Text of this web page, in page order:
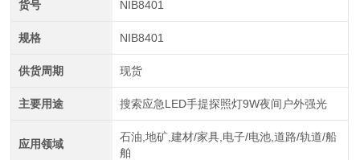
货号 NIB8401
规格 NIB8401
供货周期 现货
主要用途 搜索应急LED手提探照灯9W夜间户外强光
应用领域
石油,地矿,建材/家具,电子/电池,道路/轨道/船
舶